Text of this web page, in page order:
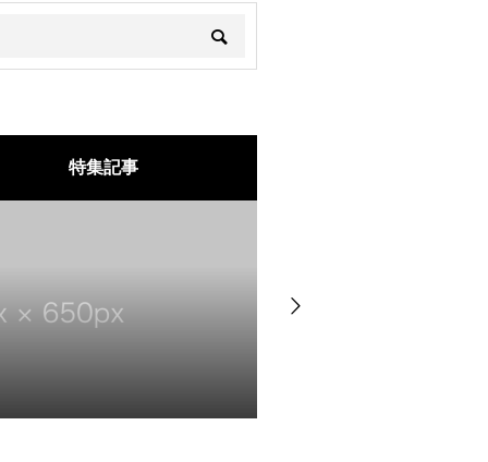
特集記事